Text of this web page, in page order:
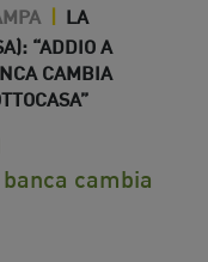
| LA
“ADDIO A
CAMBIA
cambia